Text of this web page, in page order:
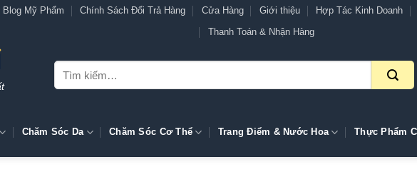
Blog Mỹ Phẩm Chính Sách Đổi Trả Hàng Cửa Hàng Giới thiệu Hợp Tác Kinh Doanh
Thanh Toán & Nhận Hàng
Tìm
kiếm:
Chăm Sóc Da Chăm Sóc Cơ Thể Trang Điểm & Nước Hoa Thực Phẩm